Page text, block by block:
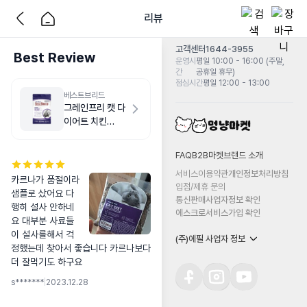
리뷰
Best Review
베스트브리드
그레인프리 캣 다
이어트 치킨
카르나가 품절이라
샘플로 샀어요 다
행히 설사 안하네
요 대부분 사료들
이 설사를해서 걱
정했는데 찾아서 좋습니다 카르나보다
더 잘먹기도 하구요
s******* 2023.12.28
고객센터1644-3955
운영시
간
평일 10:00 - 16:00 (주말,
공휴일 휴무)
점심시간평일 12:00 - 13:00
FAQB2B마켓 브랜드 소개
서비스이용약관개인정보처리방침
입점/제휴 문의
통신판매사업자정보 확인
에스크로서비스가입 확인
(주)에필 사업자 정보